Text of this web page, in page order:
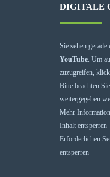
IGITALE
Sie sehen
YouTube. Um
zuzugreifen,
Bitte beachten
weitergegeben
Mehr
Inhalt entsperren
Erforderlichen
entsperren